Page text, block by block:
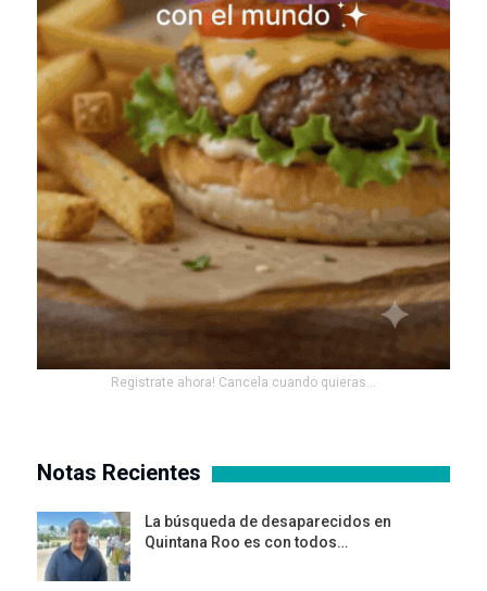
Registrate ahora! Cancela cuando quieras...
Notas Recientes
La búsqueda de desaparecidos en
Quintana Roo es con todos…